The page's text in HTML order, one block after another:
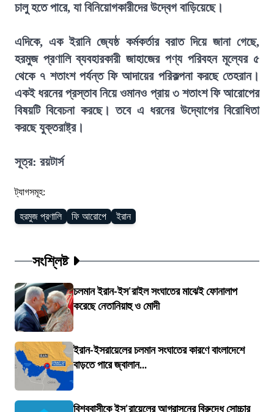
চালু হতে পারে, যা বিনিয়োগকারীদের উদ্বেগ বাড়িয়েছে।
এদিকে, এক ইরানি জ্যেষ্ঠ কর্মকর্তার বরাত দিয়ে জানা গেছে,
হরমুজ প্রণালি ব্যবহারকারী জাহাজের পণ্য পরিবহন মূল্যের ৫
থেকে ৭ শতাংশ পর্যন্ত ফি আদায়ের পরিকল্পনা করছে তেহরান।
একই ধরনের প্রস্তাব নিয়ে ওমানও প্রায় ৩ শতাংশ ফি আরোপের
বিষয়টি বিবেচনা করছে। তবে এ ধরনের উদ্যোগের বিরোধিতা
করছে যুক্তরাষ্ট্র।
সূত্র: রয়টার্স
ট্যাগসমূহ:
হরমুজ প্রণালি ফি আরোপে ইরান
সংশ্লিষ্ট
চলমান ইরান-ইস'রাইল সংঘাতের মাঝেই ফোনালাপ
করেছে নেতানিয়াহু ও মোদী
ইরান-ইসরায়েলের চলমান সংঘাতের কারণে বাংলাদেশে
বাড়তে পারে জ্বালান...
বিশ্ববাসীকে ইস'রায়েলের আগ্রাসনের বিরুদ্ধে সোচ্চার